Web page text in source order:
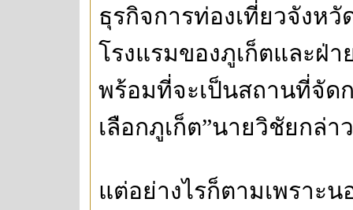
ธุรกิจการท่องเที่ยวจังห
โรงแรมของภูเก็ตและฝ่
พร้อมที่จะเป็นสถานที่จัด
เลือกภูเก็ต”นายวิชัยกล่า
แต่อย่างไรก็ตามเพราะ